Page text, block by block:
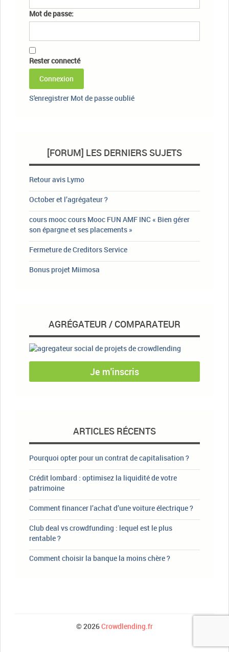
Mot de passe:
Rester connecté
Connexion
S'enregistrer Mot de passe oublié
[FORUM] LES DERNIERS SUJETS
Retour avis Lymo
October et l’agrégateur ?
cours mooc cours Mooc FUN AMF INC « Bien gérer
son épargne et ses placements »
Fermeture de Creditors Service
Bonus projet Miimosa
AGRÉGATEUR / COMPARATEUR
Je m'inscris
ARTICLES RÉCENTS
Pourquoi opter pour un contrat de capitalisation ?
Crédit lombard : optimisez la liquidité de votre
patrimoine
Comment financer l’achat d’une voiture électrique ?
Club deal vs crowdfunding : lequel est le plus
rentable ?
Comment choisir la banque la moins chère ?
© 2026Crowdlending.fr